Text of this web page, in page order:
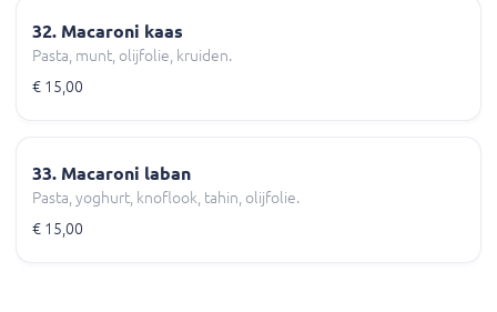
32. Macaroni kaas
Pasta, munt, olijfolie, kruiden.
€ 15,00
33. Macaroni laban
Pasta, yoghurt, knoflook, tahin, olijfolie.
€ 15,00